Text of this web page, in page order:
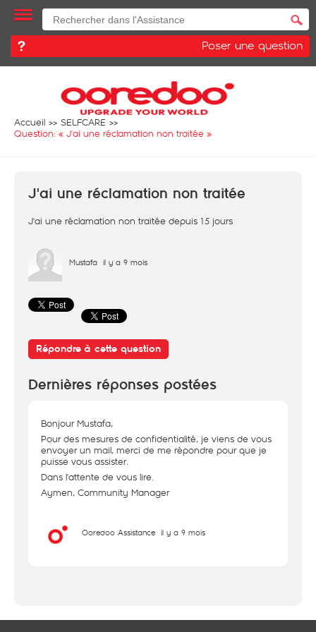
Poser une question
Accueil
SELFCARE
Question: « J'ai une réclamation non traitée »
J'ai une réclamation non traitée
J'ai une réclamation non traitée depuis 15 jours
Mustafa il y a 9 mois
Répondre à cette question
Dernières réponses postées
Bonjour Mustafa,
Pour des mesures de confidentialité, je viens de vous
envoyer un mail, merci de me répondre pour que je
puisse vous assister.
Dans l'attente de vous lire.
Aymen, Community Manager
Ooredoo Assistance il y a 9 mois